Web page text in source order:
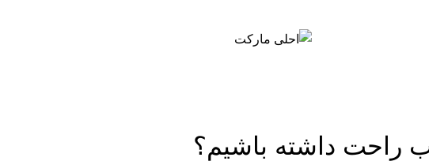
راحت داشته باشیم؟